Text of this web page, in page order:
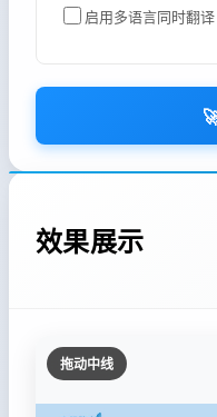
启用多语言同时翻译
效果展示
拖动中线